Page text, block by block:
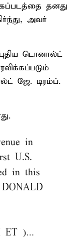
தனது
அவர்
டொனால்ட்
ஜே. டிரம்ப்.
in
U.S.
in this
ET )​​​‍​​‌‍​​‌‍​​​​​​​‌‍​​​​​​​​​‌‍​​‌‍​​​​​​​​​‌‍​​​‌‍​​​​‌‍​​​​​​​‌‍​​​​‌‍​​​​​‌‍​​​​​​​​‌‍​​​​​​​​​‌‍…